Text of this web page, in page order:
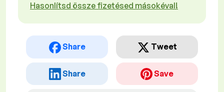
Hasonlítsd össze fizetésed másokéval!
Share Tweet
Share Save